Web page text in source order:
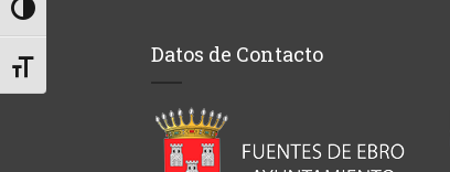
Alternar alto contraste
Alternar tamaño de letra
Datos de Contacto